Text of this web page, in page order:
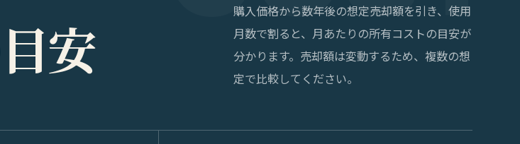
目安
購入価格から数年後の想定売却額を引き、使用
月数で割ると、月あたりの所有コストの目安が
分かります。売却額は変動するため、複数の想
定で比較してください。